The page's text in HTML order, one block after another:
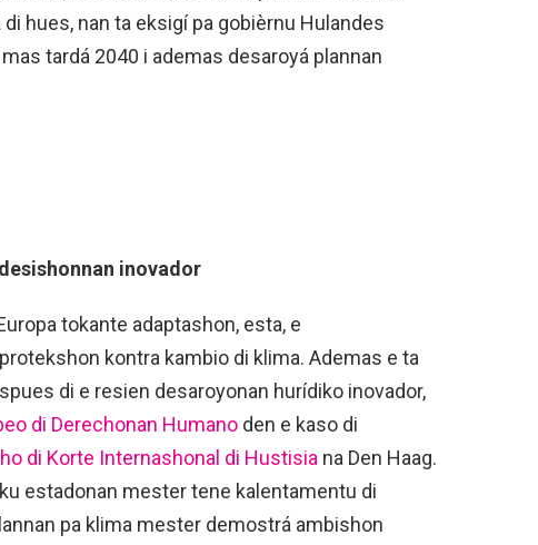
hues, nan ta eksigí pa gobièrnu Hulandes
tardá 2040 i ademas desaroyá plannan
inovador
tokante adaptashon, esta, e
kontra kambio di klima. Ademas e ta
di e resien desaroyonan hurídiko inovador,
di Derechonan Humano den e kaso di
di Korte Internashonal di Hustisia na Den Haag.
estadonan mester tene kalentamentu di
pa klima mester demostrá ambishon